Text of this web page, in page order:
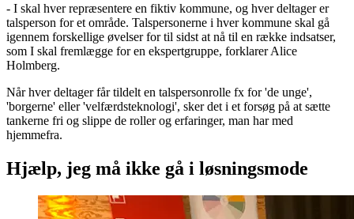
- I skal hver repræsentere en fiktiv kommune, og hver deltager er
talsperson for et område. Talspersonerne i hver kommune skal gå
igennem forskellige øvelser for til sidst at nå til en række indsatser,
som I skal fremlægge for en ekspertgruppe, forklarer Alice
Holmberg.
Når hver deltager får tildelt en talspersonrolle fx for 'de unge',
'borgerne' eller 'velfærdsteknologi', sker det i et forsøg på at sætte
tankerne fri og slippe de roller og erfaringer, man har med
hjemmefra.
Hjælp, jeg må ikke gå i løsningsmode